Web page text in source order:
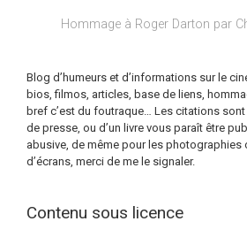
Hommage à Roger Darton par
Blog d’humeurs et d’informations sur le
bios, filmos, articles, base de liens,
bref c’est du foutraque… Les citations
de presse, ou d’un livre vous paraît être
abusive, de même pour les photographies
d’écrans, merci de me le signaler.
Contenu sous licence